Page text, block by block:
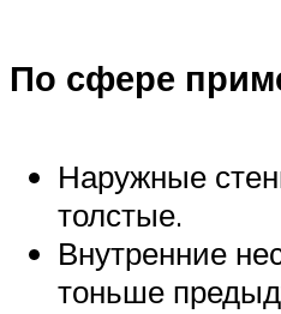
По сфере
Наружные
толстые.
Внутренние
тоньше